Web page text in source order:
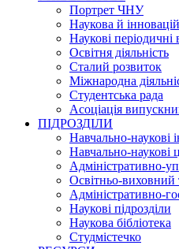
Портрет ЧНУ
Наукова й
Наукові періодичні
Освітня діяльність
Сталий розвиток
Міжнародна
Студентська рада
Асоціація
ПІДРОЗДІЛИ
Навчально-наукові
Навчально-наукові
Адміністративно-
Освітньо-виховний
Адміністративно-
Наукові підрозділи
Наукова бібліотека
Студмістечко